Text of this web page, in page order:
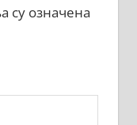
су означена